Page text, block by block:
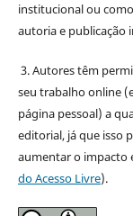
institucional ou
autoria e publicação
3. Autores têm
seu trabalho online
página pessoal) a
editorial, já que isso
aumentar o impacto
do Acesso Livre).